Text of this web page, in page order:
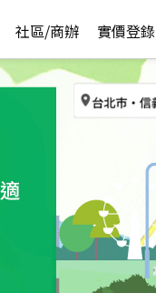
社區/商辦 實價登錄